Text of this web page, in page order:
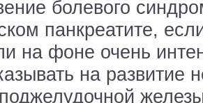
болевого
панкреатите,
на фоне очень
на развитие